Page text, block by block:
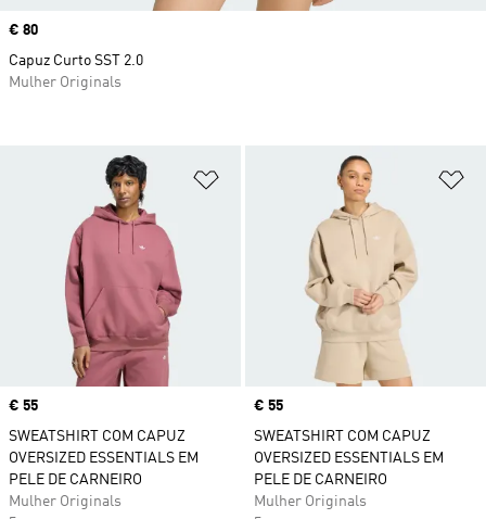
Adicionar à Lista de Desejos
Price
€ 55
SWEATSHIRT COM CAPUZ
OVERSIZED ESSENTIALS EM
PELE DE CARNEIRO
Mulher Originals
Price
€ 55
SWEATSHIRT COM CAPUZ
OVERSIZED ESSENTIALS EM
PELE DE CARNEIRO
Mulher Originals
Price
€ 80
Capuz Curto SST 2.0
Mulher Originals